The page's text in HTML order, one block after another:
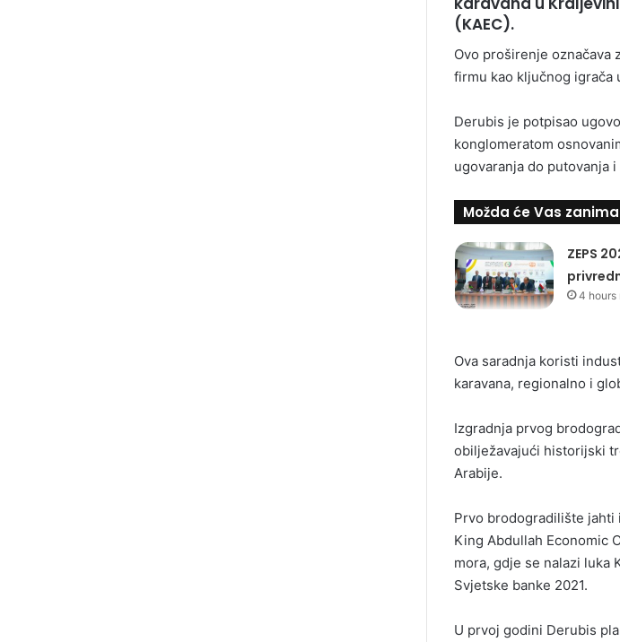
(KAEC).
Ovo proširenje
firmu kao ključnog
Derubis je potpisao
konglomeratom
ugovaranja do putovanja
Možda će Vas
ZEPS
4 hours
Ova saradnja koristi
karavana, regionalno i
Izgradnja prvog
obilježavajući historijski
Arabije.
Prvo brodogradilište jahti
King Abdullah Economic
mora, gdje se nalazi luka
Svjetske banke 2021.
U prvoj godini Derubis